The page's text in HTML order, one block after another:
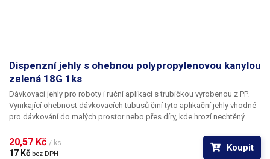
Dispenzní jehly s ohebnou polypropylenovou kanylou
zelená 18G 1ks
Dávkovací jehly pro roboty i ruční aplikaci s trubičkou vyrobenou z PP.
Vynikající ohebnost dávkovacích tubusů činí tyto aplikační jehly vhodné
pro dávkování do malých prostor nebo přes díry, kde hrozí nechtěný
popřípadě hrozí poškození obrobku nechtěným kontaktem s hrotem
jehly.
20,57 Kč / ks
17 Kč bez DPH
Koupit